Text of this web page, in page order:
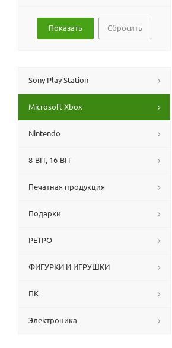
Сбросить
Sony Play Station
Microsoft Xbox
Nintendo
8-BIT, 16-BIT
Печатная продукция
Подарки
РЕТРО
ФИГУРКИ И ИГРУШКИ
ПК
Электроника